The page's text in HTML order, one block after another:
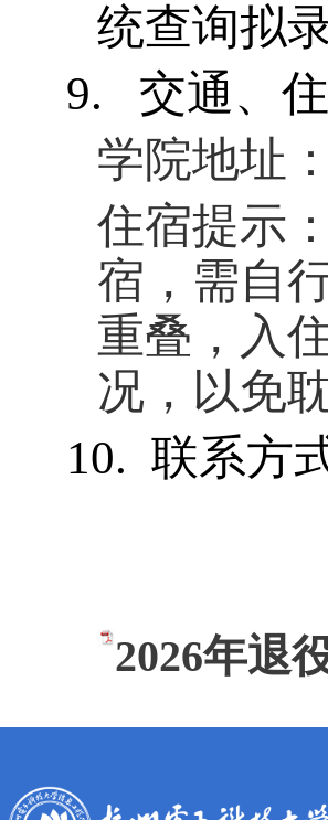
统查询拟
9.
交通、
学院地址
住宿提示
宿，需自
重叠，入
况，以免
10. 联系方
2026年退